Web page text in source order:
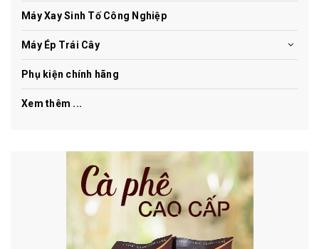
Máy Xay Sinh Tố Công Nghiệp
Máy Ép Trái Cây
Phụ kiện chính hãng
Xem thêm ...